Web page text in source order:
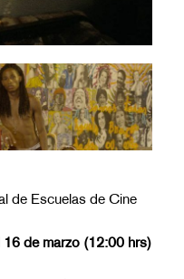
de Escuelas de Cine
de marzo (12:00 hrs)